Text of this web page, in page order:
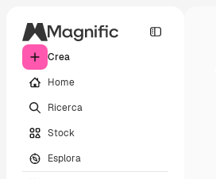
Crea
Home
Ricerca
Stock
Esplora